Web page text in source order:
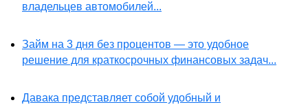
владельцев автомобилей...
Займ на 3 дня без процентов — это удобное
решение для краткосрочных финансовых задач...
Давака представляет собой удобный и